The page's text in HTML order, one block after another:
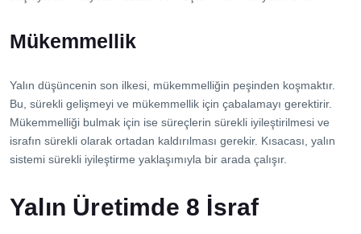
Mükemmellik
Yalın düşüncenin son ilkesi, mükemmelliğin peşinden koşmaktır.
Bu, sürekli gelişmeyi ve mükemmellik için çabalamayı gerektirir.
Mükemmelliği bulmak için ise süreçlerin sürekli iyileştirilmesi ve
israfın sürekli olarak ortadan kaldırılması gerekir. Kısacası, yalın
sistemi sürekli iyileştirme yaklaşımıyla bir arada çalışır.
Yalın Üretimde 8 İsraf